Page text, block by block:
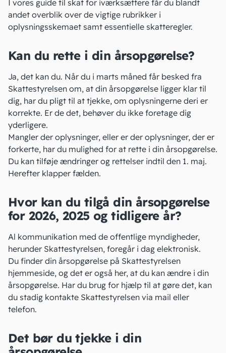
I vores guide til skat for iværksættere får du blandt
andet overblik over de vigtige rubrikker i
oplysningsskemaet samt essentielle skatteregler.
Kan du rette i din årsopgørelse?
Ja, det kan du. Når du i marts måned får besked fra
Skattestyrelsen om, at din årsopgørelse ligger klar til
dig, har du pligt til at tjekke, om oplysningerne deri er
korrekte. Er de det, behøver du ikke foretage dig
yderligere.
Mangler der oplysninger, eller er der oplysninger, der er
forkerte, har du mulighed for at rette i din årsopgørelse.
Du kan tilføje ændringer og rettelser indtil den 1. maj.
Herefter klapper fælden.
Hvor kan du tilgå din årsopgørelse
for 2026, 2025 og tidligere år?
Al kommunikation med de offentlige myndigheder,
herunder Skattestyrelsen, foregår i dag elektronisk.
Du finder din årsopgørelse på Skattestyrelsen
hjemmeside, og det er også her, at du kan ændre i din
årsopgørelse. Har du brug for hjælp til at gøre det, kan
du stadig kontakte Skattestyrelsen via mail eller
telefon.
Det bør du tjekke i din